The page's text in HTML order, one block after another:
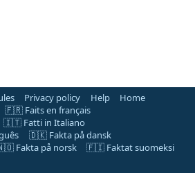
Privacy policy Help
Home
🇫🇷 Faits en français
🇮🇹 Fatti in Italiano
🇩🇰 Fakta på dansk
Fakta på norsk
🇫🇮 Faktat suomeksi